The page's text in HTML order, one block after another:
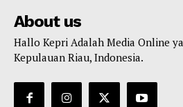
About us
Hallo Kepri Adalah Media Online
Kepulauan Riau, Indonesia.